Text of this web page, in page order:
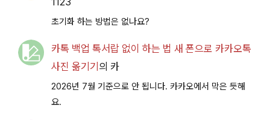
초기화 하는 방법은 없나요?
카톡 백업 톡서랍 없이 하는 법 새 폰으로 카카오톡
사진 옮기기 의 카
2026년 7월 기준으로 안 됩니다. 카카오에서 막은 듯해
요.